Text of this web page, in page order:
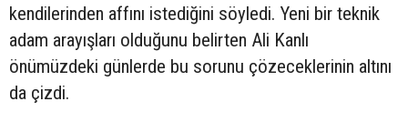
kendilerinden affını istediğini söyledi. Yeni bir teknik
adam arayışları olduğunu belirten Ali Kanlı
önümüzdeki günlerde bu sorunu çözeceklerinin altını
da çizdi.